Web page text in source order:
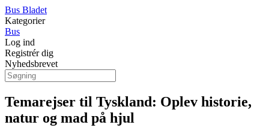
Bus Bladet
Kategorier
Bus
Log ind
Registrér dig
Nyhedsbrevet
Temarejser til Tyskland: Oplev historie,
natur og mad på hjul